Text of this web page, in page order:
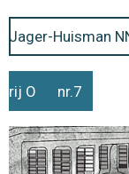
Jager-Huisman
rij O nr.7